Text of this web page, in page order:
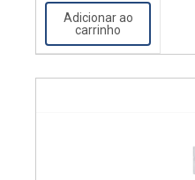
Adicionar ao
carrinho